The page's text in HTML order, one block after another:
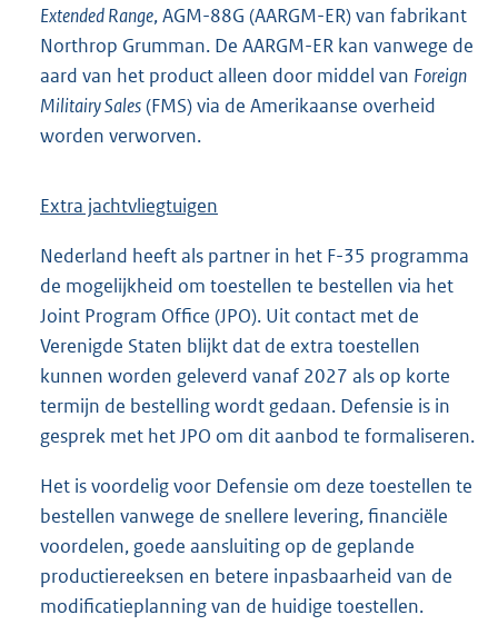
Extended Range, AGM-88G (AARGM-ER) van fabrikant
Northrop Grumman. De AARGM-ER kan vanwege de
aard van het product alleen door middel van Foreign
Militairy Sales(FMS) via de Amerikaanse overheid
worden verworven.
Extra jachtvliegtuigen
Nederland heeft als partner in het F-35 programma
de mogelijkheid om toestellen te bestellen via het
Joint Program Office (JPO). Uit contact met de
Verenigde Staten blijkt dat de extra toestellen
kunnen worden geleverd vanaf 2027 als op korte
termijn de bestelling wordt gedaan. Defensie is in
gesprek met het JPO om dit aanbod te formaliseren.
Het is voordelig voor Defensie om deze toestellen te
bestellen vanwege de snellere levering, financiële
voordelen, goede aansluiting op de geplande
productiereeksen en betere inpasbaarheid van de
modificatieplanning van de huidige toestellen.